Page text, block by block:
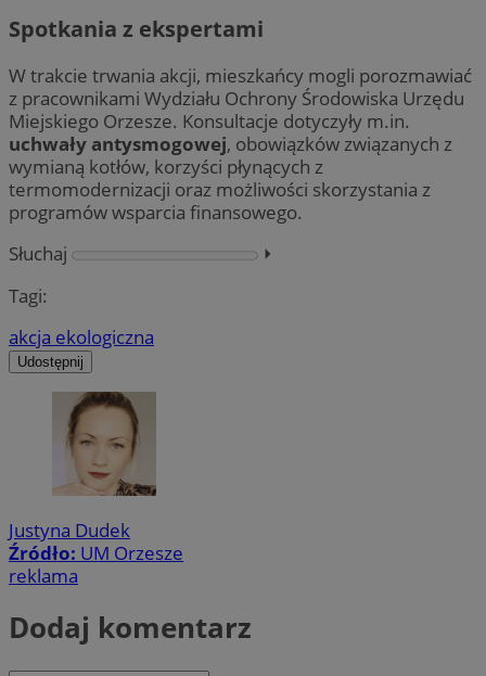
Spotkania z ekspertami
W trakcie trwania akcji, mieszkańcy mogli porozmawiać
z pracownikami Wydziału Ochrony Środowiska Urzędu
Miejskiego Orzesze. Konsultacje dotyczyły m.in.
uchwały antysmogowej, obowiązków związanych z
wymianą kotłów, korzyści płynących z
termomodernizacji oraz możliwości skorzystania z
programów wsparcia finansowego.
Słuchaj
⏵︎
Tagi:
akcja ekologiczna
Udostępnij
Justyna Dudek
Źródło: UM Orzesze
reklama
Dodaj komentarz